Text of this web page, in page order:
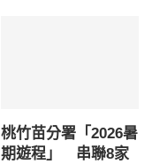
桃竹苗分署「2026暑
期遊程」 串聯8家